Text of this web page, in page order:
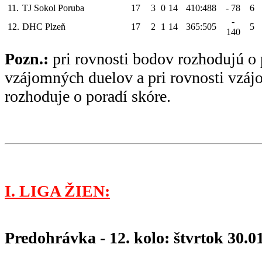
11. TJ Sokol Poruba 17 3 0 14 410:488 - 78
6
12. DHC Plzeň 17 2 1 14 365:505
-
140
5
Pozn.: pri rovnosti bodov rozhodujú o
vzájomných duelov a pri rovnosti
rozhoduje o poradí skóre.
I. LIGA ŽIEN:
Predohrávka - 12. kolo: štvrtok